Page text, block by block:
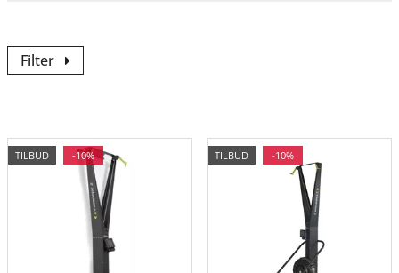
Filter
TILBUD -10% TILBUD -10%